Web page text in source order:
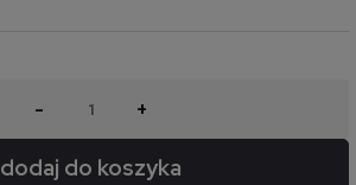
- +
dodaj do koszyka